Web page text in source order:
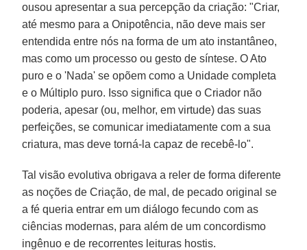
ousou apresentar a sua percepção da criação: "Criar,
até mesmo para a Onipotência, não deve mais ser
entendida entre nós na forma de um ato instantâneo,
mas como um processo ou gesto de síntese. O Ato
puro e o 'Nada' se opõem como a Unidade completa
e o Múltiplo puro. Isso significa que o Criador não
poderia, apesar (ou, melhor, em virtude) das suas
perfeições, se comunicar imediatamente com a sua
criatura, mas deve torná-la capaz de recebê-lo".
Tal visão evolutiva obrigava a reler de forma diferente
as noções de Criação, de mal, de pecado original se
a fé queria entrar em um diálogo fecundo com as
ciências modernas, para além de um concordismo
ingênuo e de recorrentes leituras hostis.